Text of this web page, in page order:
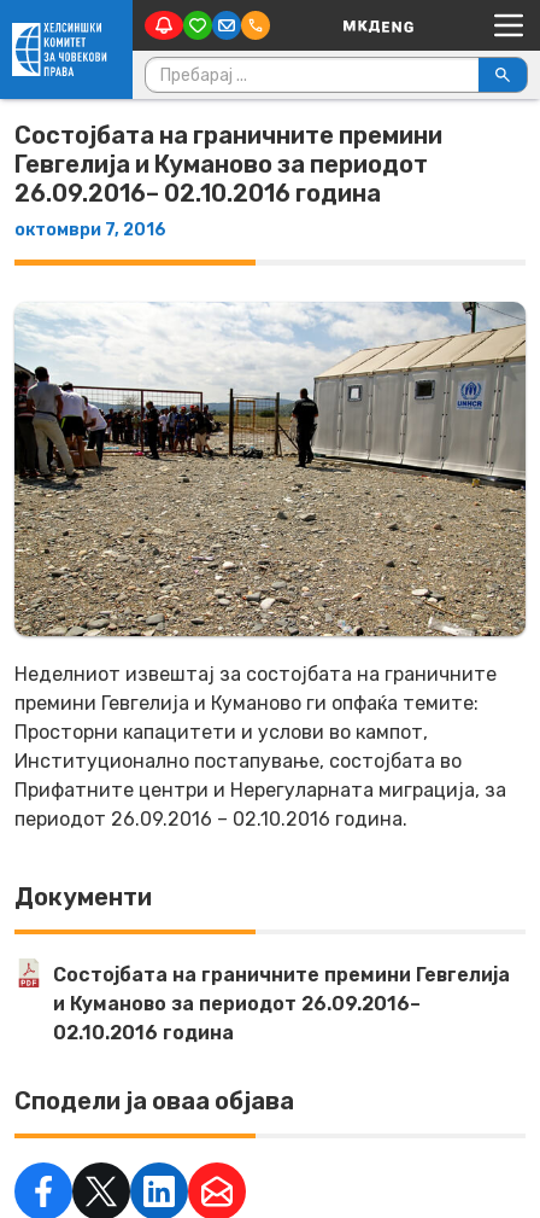
Skip to content Main Navigation
Пребарувај за:
Состојбата на граничните премини
Гевгелија и Куманово за периодот
26.09.2016– 02.10.2016 година
октомври 7, 2016
Неделниот извештај за состојбата на граничните
премини Гевгелија и Куманово ги опфаќа темите:
Просторни капацитети и услови во кампот,
Институционално постапување, состојбата во
Прифатните центри и Нерегуларната миграција, за
периодот 26.09.2016 – 02.10.2016 година.
Документи
Состојбата на граничните премини Гевгелија
и Куманово за периодот 26.09.2016–
02.10.2016 година
Сподели ја оваа објава